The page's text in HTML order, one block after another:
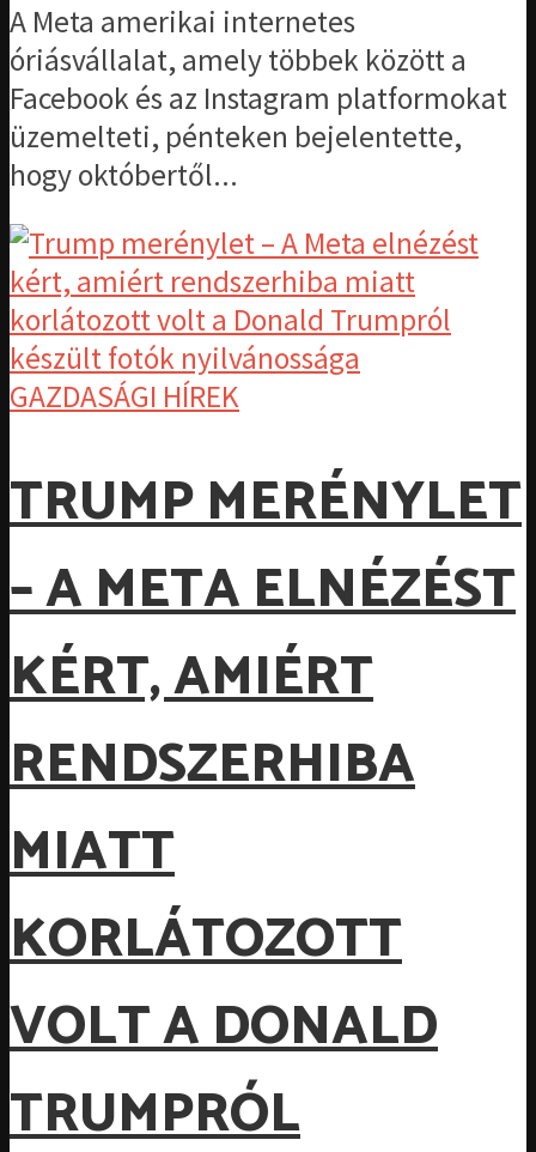
A Meta amerikai internetes
óriásvállalat, amely többek között a
Facebook és az Instagram platformokat
üzemelteti, pénteken bejelentette,
hogy októbertől...
GAZDASÁGI HÍREK
TRUMP MERÉNYLET
– A META ELNÉZÉST
KÉRT, AMIÉRT
RENDSZERHIBA
MIATT
KORLÁTOZOTT
VOLT A DONALD
TRUMPRÓL